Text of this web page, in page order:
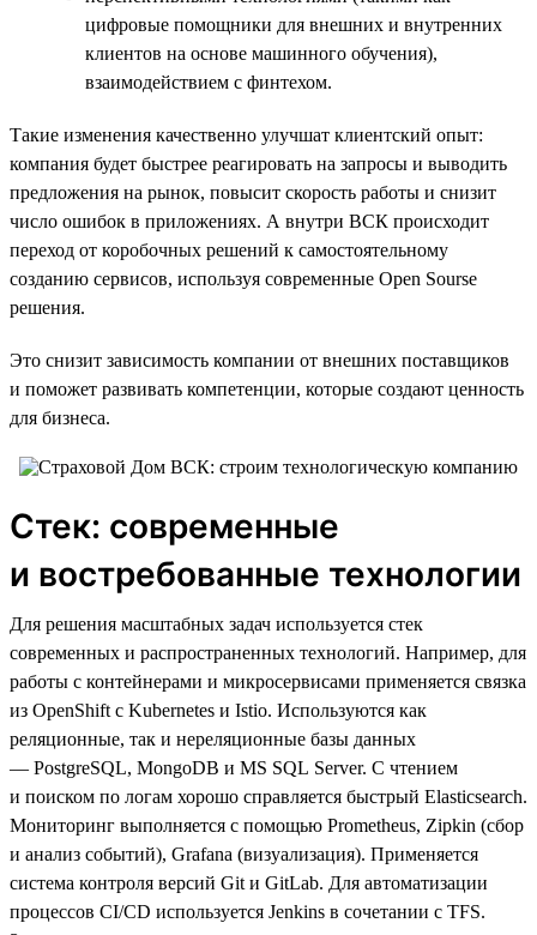
цифровые помощники для внешних и внутренних
клиентов на основе машинного обучения),
взаимодействием с финтехом.
Такие изменения качественно улучшат клиентский опыт:
компания будет быстрее реагировать на запросы и выводить
предложения на рынок, повысит скорость работы и снизит
число ошибок в приложениях. А внутри ВСК происходит
переход от коробочных решений к самостоятельному
созданию сервисов, используя современные Open Sourse
решения.
Это снизит зависимость компании от внешних поставщиков
и поможет развивать компетенции, которые создают ценность
для бизнеса.
Стек: современные
и востребованные технологии
Для решения масштабных задач используется стек
современных и распространенных технологий. Например, для
работы с контейнерами и микросервисами применяется связка
из OpenShift с Kubernetes и Istio. Используются как
реляционные, так и нереляционные базы данных
— PostgreSQL, MongoDB и MS SQL Server. С чтением
и поиском по логам хорошо справляется быстрый Elasticsearch.
Мониторинг выполняется с помощью Prometheus, Zipkin (сбор
и анализ событий), Grafana (визуализация). Применяется
система контроля версий Git и GitLab. Для автоматизации
процессов CI/CD используется Jenkins в сочетании с TFS.